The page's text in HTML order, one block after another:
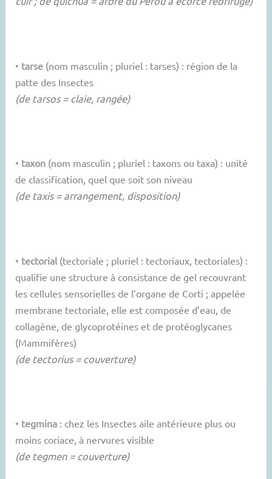
• tarse (nom masculin ; pluriel : tarses) : région de la
patte des Insectes
(de tarsos = claie, rangée)
• taxon (nom masculin ; pluriel : taxons ou taxa) : unité
de classification, quel que soit son niveau
(de taxis = arrangement, disposition)
• tectorial (tectoriale ; pluriel : tectoriaux, tectoriales) :
qualifie une structure à consistance de gel recouvrant
les cellules sensorielles de l’organe de Corti ; appelée
membrane tectoriale, elle est composée d’eau, de
collagène, de glycoprotéines et de protéoglycanes
(Mammifères)
(de tectorius = couverture)
• tegmina : chez les Insectes aile antérieure plus ou
moins coriace, à nervures visible
(de tegmen = couverture)